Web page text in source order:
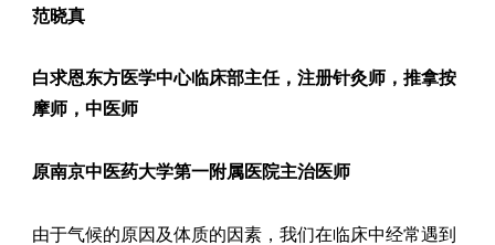
范晓真
白求恩东方医学中心临床部主任，注册针灸师，推拿按
摩师，中医师
原南京中医药大学第一附属医院主治医师
由于气候的原因及体质的因素，我们在临床中经常遇到